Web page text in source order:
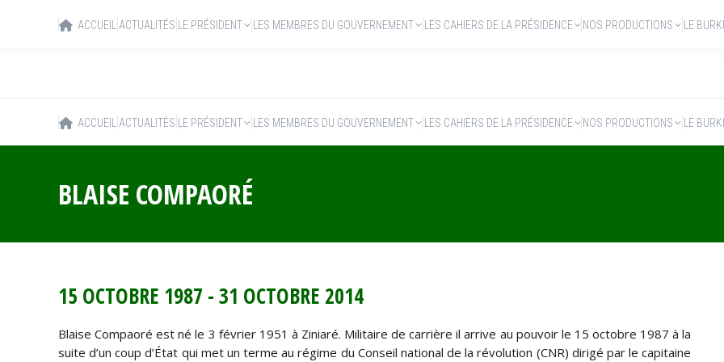
ACCUEIL ACTUALITÉS LE PRÉSIDENT LES MEMBRES DU GOUVERNEMENT LES CAHIERS DE LA PRÉSIDENCE NOS PRODUCTIONS LE
BLAISE COMPAORÉ
15 OCTOBRE 1987 - 31 OCTOBRE 2014
Blaise Compaoré est né le 3 février 1951 à Ziniaré. Militaire de carrière il arrive au pouvoir le 15 octobre 1987 à la
suite d’un coup d’État qui met un terme au régime du Conseil national de la révolution (CNR) dirigé par le capitaine
ACCUEIL ACTUALITÉS LE PRÉSIDENT LES MEMBRES DU GOUVERNEMENT LES CAHIERS DE LA PRÉSIDENCE NOS PRODUCTIONS LE